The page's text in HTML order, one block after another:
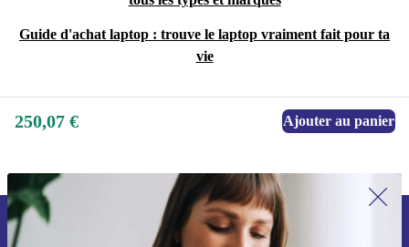
Guide d'achat laptop : trouve le laptop vraiment fait pour ta
vie
250,07 € Ajouter au panier
Recevoir offres et infos de refurbed